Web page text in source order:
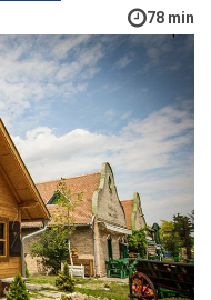
78 min